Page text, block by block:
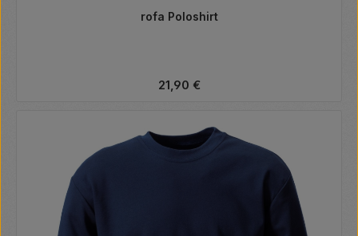
rofa Poloshirt
Regulärer Preis:
21,90 €